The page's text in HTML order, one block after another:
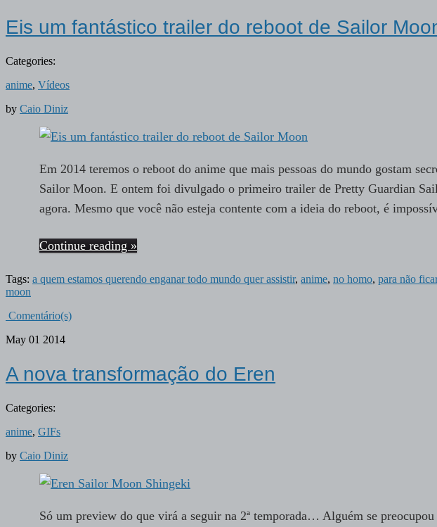
Eis um fantástico trailer do reboot de Sailor
Categories:
anime, Vídeos
by Caio Diniz
Em 2014 teremos o reboot do anime que mais pessoas do mundo gostam
Sailor Moon. E ontem foi divulgado o primeiro trailer de Pretty Guardian
agora. Mesmo que você não esteja contente com a ideia do reboot, é
Continue reading »
Tags: a quem estamos querendo enganar todo mundo quer assistir, anime, no homo, para não
moon
Comentário(s)
May 01 2014
A nova transformação do Eren
Categories:
anime, GIFs
by Caio Diniz
Só um preview do que virá a seguir na 2ª temporada… Alguém se